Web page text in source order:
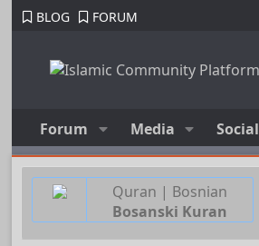
BLOG FORUM
Forum Media Social
Quran | Bosnian
Bosanski Kuran